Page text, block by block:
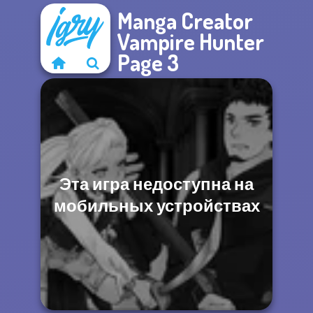
Manga Creator
Vampire Hunter
Page 3
Эта игра недоступна на
мобильных устройствах